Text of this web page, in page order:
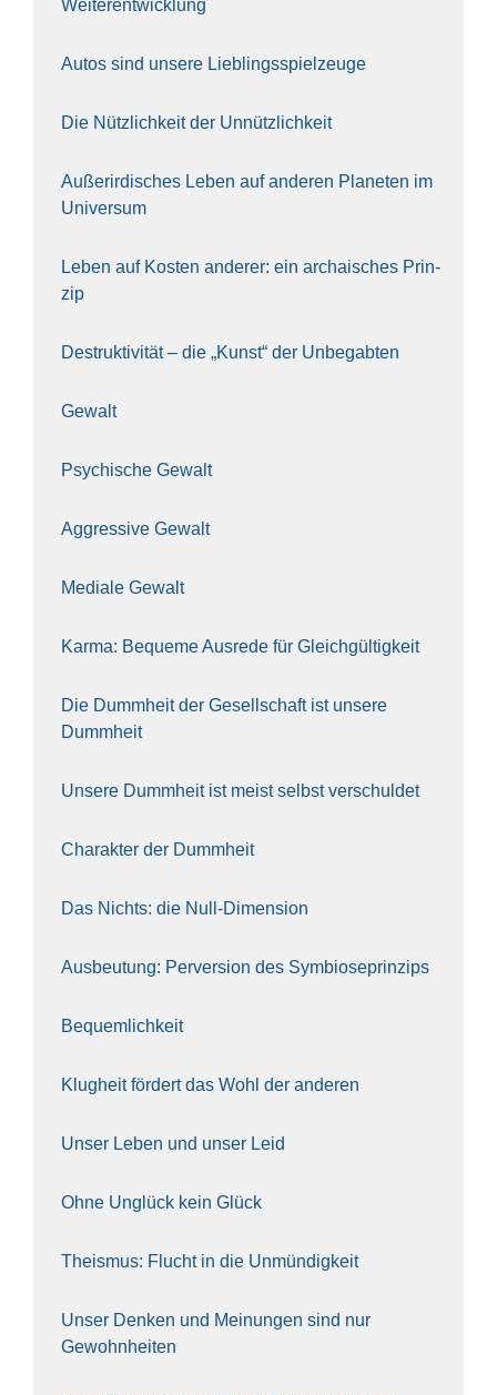
Wei­ter­ent­wick­lung
Autos sind unse­re Lieb­lings­spiel­zeu­ge
Die Nütz­lich­keit der Unnütz­lich­keit
Außer­ir­di­sches Leben auf ande­ren Pla­ne­ten im
Uni­ver­sum
Leben auf Kos­ten ande­rer: ein archai­sches Prin­
zip
Destruk­ti­vi­tät – die „Kunst“ der Unbe­gab­ten
Gewalt
Psy­chi­sche Gewalt
Aggres­si­ve Gewalt
Media­le Gewalt
Kar­ma: Beque­me Aus­re­de für Gleich­gül­tig­keit
Die Dumm­heit der Gesell­schaft ist unse­re
Dumm­heit
Unse­re Dumm­heit ist meist selbst ver­schul­det
Cha­rak­ter der Dumm­heit
Das Nichts: die Null-Dimen­si­on
Aus­beu­tung: Per­ver­si­on des Sym­bio­se­prin­zips
Bequem­lich­keit
Klug­heit för­dert das Wohl der ande­ren
Unser Leben und unser Leid
Ohne Unglück kein Glück
The­is­mus: Flucht in die Unmün­dig­keit
Unser Den­ken und Mei­nun­gen sind nur
Gewohn­hei­ten